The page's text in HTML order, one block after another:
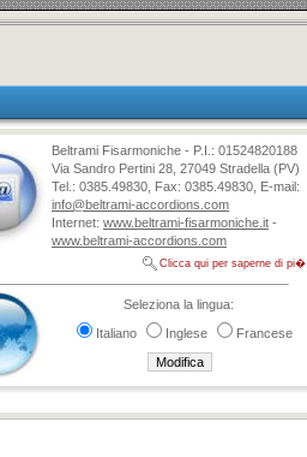
Beltrami Fisarmoniche - P.I.: 01524820188
Via Sandro Pertini 28, 27049 Stradella (PV)
Tel.: 0385.49830, Fax: 0385.49830, E-mail:
info@beltrami-accordions.com
Internet: www.beltrami-fisarmoniche.it -
www.beltrami-accordions.com
Clicca qui per saperne di pi�
Seleziona la lingua:
Italiano
Inglese Francese